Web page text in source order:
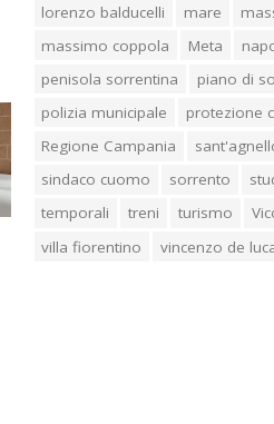
lorenzo balducelli
mare
massimo coppola
Meta
penisola sorrentina
piano di
polizia municipale
protezione
Regione Campania
sindaco cuomo
sorrento
temporali
treni turismo
villa fiorentino
vincenzo de